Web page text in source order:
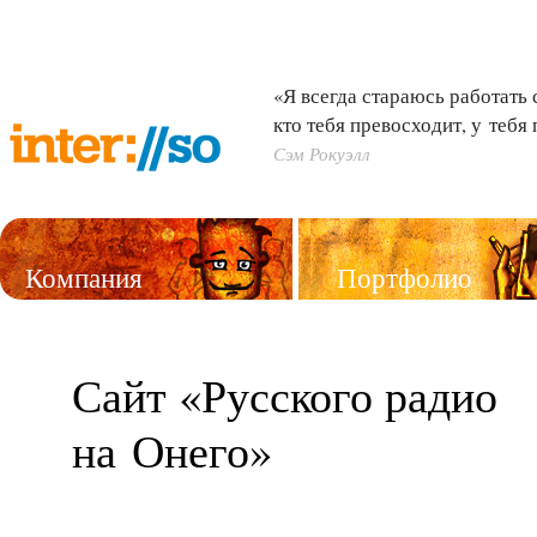
«Я всегда стараюсь
кто тебя превосходит, у
Сэм Рокуэлл
Компания Портфолио
Сайт «Русского радио
на Онего»